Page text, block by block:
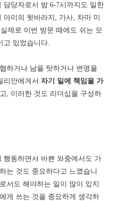
당자로서 밤 6-7시까지도 일한
이의 뒷바라지, 가사, 차마 미
제로 이번 방문 때에도 쉬는 모
고 있었습니다.
하거나 남을 탓하거나 변명을
리안에게서 자기 일에 책임을 가
, 이러한 것도 리더십을 구성하
행동하면서 바쁜 와중에서도 가
는 것도 중요하다고 느꼈습니
서도 해야하는 일이 많이 있지
게 쓰는 것을 중요하게 생각하